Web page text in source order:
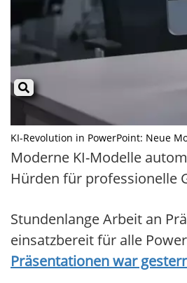
KI-Revolution in PowerPoint: Neue
Moderne KI-Modelle
Hürden für professionelle
Stundenlange Arbeit an
einsatzbereit für alle
Präsentationen war